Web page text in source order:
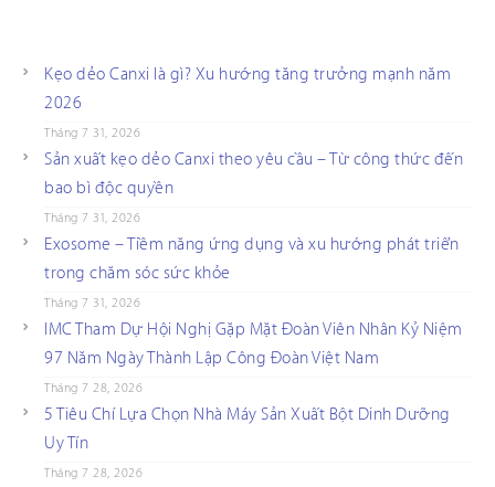
Kẹo dẻo Canxi là gì? Xu hướng tăng trưởng mạnh năm
2026
Tháng 7 31, 2026
Sản xuất kẹo dẻo Canxi theo yêu cầu – Từ công thức đến
bao bì độc quyền
Tháng 7 31, 2026
Exosome – Tiềm năng ứng dụng và xu hướng phát triển
trong chăm sóc sức khỏe
Tháng 7 31, 2026
IMC Tham Dự Hội Nghị Gặp Mặt Đoàn Viên Nhân Kỷ Niệm
97 Năm Ngày Thành Lập Công Đoàn Việt Nam
Tháng 7 28, 2026
5 Tiêu Chí Lựa Chọn Nhà Máy Sản Xuất Bột Dinh Dưỡng
Uy Tín
Tháng 7 28, 2026